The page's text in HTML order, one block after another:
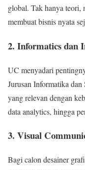
global. Tak hanya teori,
membuat bisnis nyata
2. Informatics dan
UC menyadari
Jurusan Informatika
yang relevan dengan
data analytics, hingga
3. Visual
Bagi calon desainer